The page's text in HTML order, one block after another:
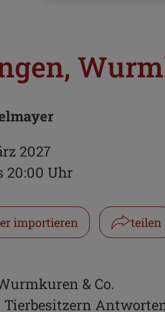
2027
20:00 Uhr
importieren
teilen
Link
& Co.